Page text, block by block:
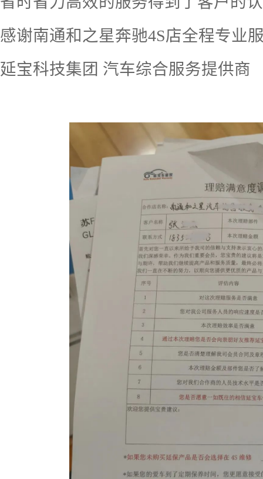
感谢南通和之星奔驰4S店全程专业
延宝科技集团 汽车综合服务提供商